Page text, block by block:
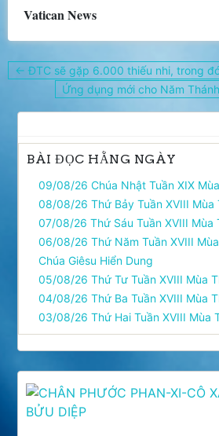
Vatican News
Điều
hướng
← ĐTC sẽ gặp 6.000 thiếu nhi, trong
Ứng dụng mới cho Năm
BÀI ĐỌC HẰNG NGÀY
09/08/26 Chúa Nhật Tuần XIX
08/08/26 Thứ Bảy Tuần XVIII Mùa
07/08/26 Thứ Sáu Tuần XVIII Mùa
06/08/26 Thứ Năm Tuần XVIII
Chúa Giêsu Hiển Dung
05/08/26 Thứ Tư Tuần XVIII Mùa
04/08/26 Thứ Ba Tuần XVIII Mùa
03/08/26 Thứ Hai Tuần XVIII Mùa